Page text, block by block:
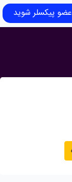
عضو پیکسلر شوید